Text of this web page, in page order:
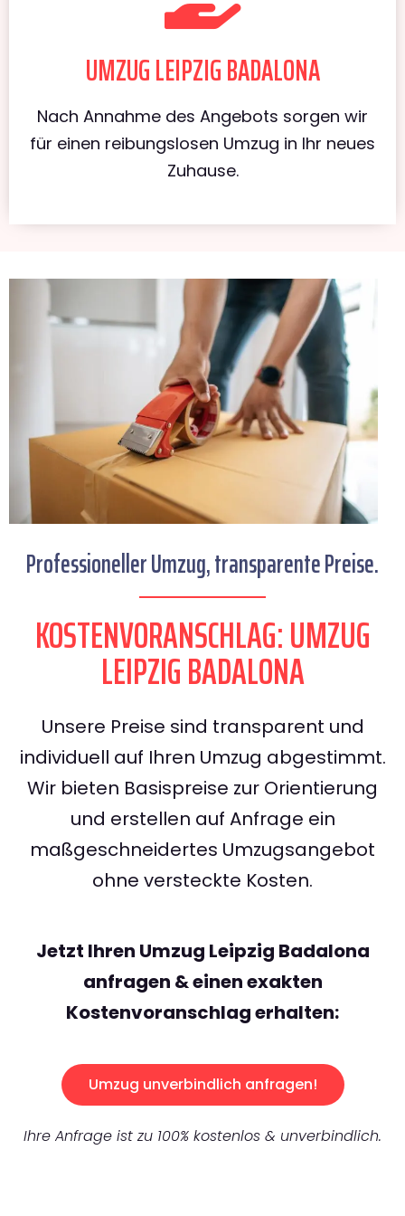
UMZUG LEIPZIG BADALONA
Nach Annahme des Angebots sorgen wir
für einen reibungslosen Umzug in Ihr neues
Zuhause.
Professioneller Umzug, transparente Preise.
KOSTENVORANSCHLAG: UMZUG
LEIPZIG BADALONA
Unsere Preise sind transparent und
individuell auf Ihren Umzug abgestimmt.
Wir bieten Basispreise zur Orientierung
und erstellen auf Anfrage ein
maßgeschneidertes Umzugsangebot
ohne versteckte Kosten.
Jetzt Ihren Umzug Leipzig Badalona
anfragen & einen exakten
Kostenvoranschlag erhalten:
Umzug unverbindlich anfragen!
Ihre Anfrage ist zu 100% kostenlos & unverbindlich.